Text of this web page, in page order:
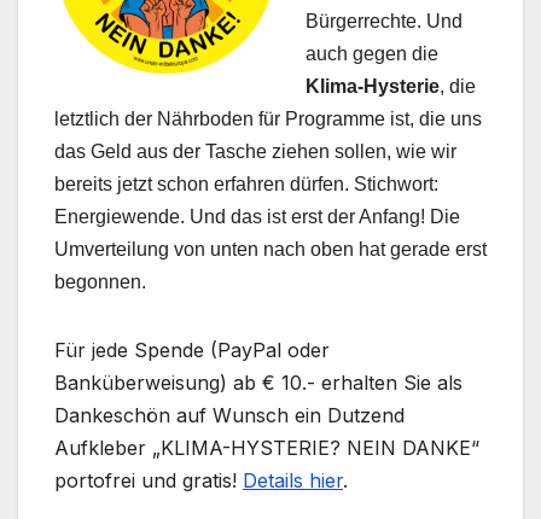
Bürgerrechte. Und
auch gegen die
Klima-Hysterie, die
letztlich der Nährboden für Programme ist, die uns
das Geld aus der Tasche ziehen sollen, wie wir
bereits jetzt schon erfahren dürfen. Stichwort:
Energiewende. Und das ist erst der Anfang! Die
Umverteilung von unten nach oben hat gerade erst
begonnen.
Für jede Spende (PayPal oder
Banküberweisung) ab € 10.- erhalten Sie als
Dankeschön auf Wunsch ein Dutzend
Aufkleber „KLIMA-HYSTERIE? NEIN DANKE“
portofrei und gratis! Details hier.